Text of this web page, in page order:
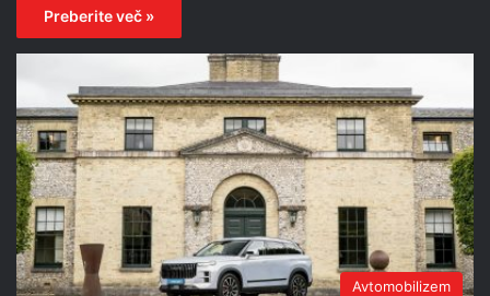
Preberite več »
Avtomobilizem